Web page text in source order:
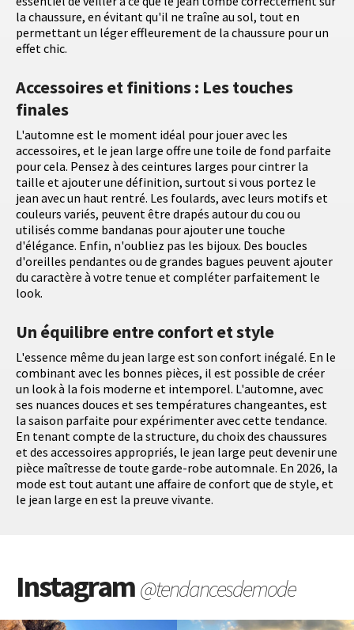
la chaussure, en évitant qu'il ne traîne au sol, tout en
permettant un léger effleurement de la chaussure pour un
effet chic.
Accessoires et finitions : Les touches
finales
L'automne est le moment idéal pour jouer avec les
accessoires, et le jean large offre une toile de fond parfaite
pour cela. Pensez à des ceintures larges pour cintrer la
taille et ajouter une définition, surtout si vous portez le
jean avec un haut rentré. Les foulards, avec leurs motifs et
couleurs variés, peuvent être drapés autour du cou ou
utilisés comme bandanas pour ajouter une touche
d'élégance. Enfin, n'oubliez pas les bijoux. Des boucles
d'oreilles pendantes ou de grandes bagues peuvent ajouter
du caractère à votre tenue et compléter parfaitement le
look.
Un équilibre entre confort et style
L'essence même du jean large est son confort inégalé. En le
combinant avec les bonnes pièces, il est possible de créer
un look à la fois moderne et intemporel. L'automne, avec
ses nuances douces et ses températures changeantes, est
la saison parfaite pour expérimenter avec cette tendance.
En tenant compte de la structure, du choix des chaussures
et des accessoires appropriés, le jean large peut devenir une
pièce maîtresse de toute garde-robe automnale. En 2026, la
mode est tout autant une affaire de confort que de style, et
le jean large en est la preuve vivante.
Instagram@tendancesdemode